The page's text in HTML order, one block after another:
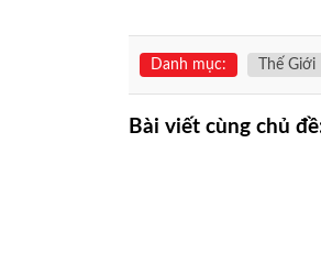
Danh mục: Thế Giới
Bài viết cùng chủ